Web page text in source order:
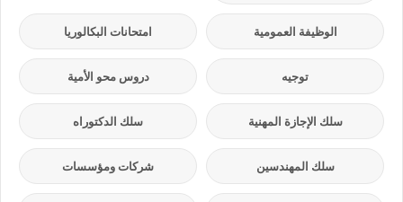
الوظيفة العمومية امتحانات البكالوريا
توجيه دروس محو الأمية
سلك الإجازة المهنية سلك الدكتوراه
سلك المهندسين شركات ومؤسسات